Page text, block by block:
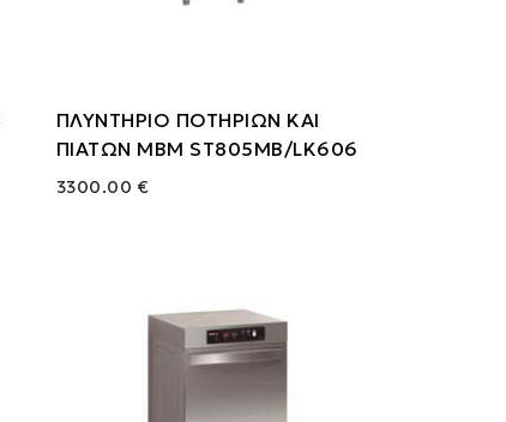
ΠΛΥΝΤΗΡΙΟ ΠΟΤΗΡΙΩΝ ΚΑΙ
ΠΙΑΤΩΝ ΜΒΜ ST805MB/LK606
3300.00 €